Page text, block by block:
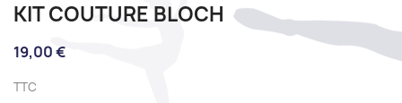
KIT COUTURE BLOCH
19,00 €
TTC